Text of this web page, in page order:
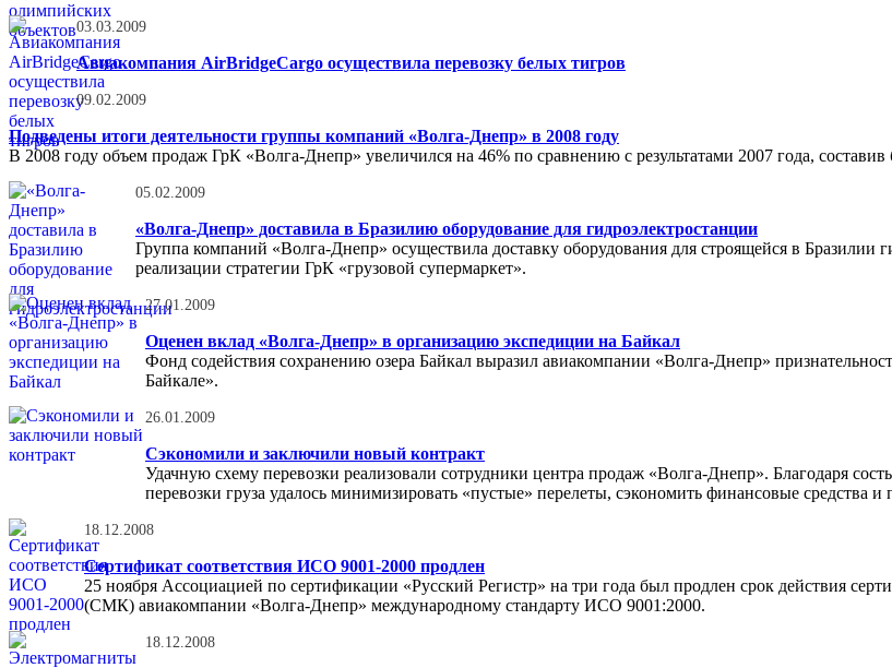
03.03.2009
Авиакомпания AirBridgeCargo осуществила перевозку белых тигров
09.02.2009
Подведены итоги деятельности группы компаний «Волга-Днепр» в 2008 году
В 2008 году объем продаж ГрК «Волга-Днепр» увеличился на 46% по сравнению с результатами 2007 года,
05.02.2009
«Волга-Днепр» доставила в Бразилию оборудование для гидроэлектростанции
Группа компаний «Волга-Днепр» осуществила доставку оборудования для строящейся в Бразилии
реализации стратегии ГрК «грузовой супермаркет».
27.01.2009
Оценен вклад «Волга-Днепр» в организацию экспедиции на Байкал
Фонд содействия сохранению озера Байкал выразил авиакомпании «Волга-Днепр»
Байкале».
26.01.2009
Сэкономили и заключили новый контракт
Удачную схему перевозки реализовали сотрудники центра продаж «Волга-Днепр». Благодаря
перевозки груза удалось минимизировать «пустые» перелеты, сэкономить финансовые средства
18.12.2008
Сертификат соответствия ИСО 9001-2000 продлен
25 ноября Ассоциацией по сертификации «Русский Регистр» на три года был продлен срок действия
(СМК) авиакомпании «Волга-Днепр» международному стандарту ИСО 9001:2000.
18.12.2008